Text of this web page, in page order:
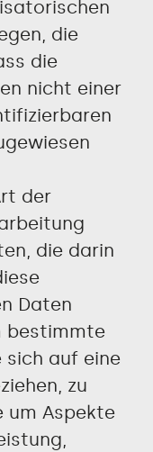
die
die
nicht einer
der
die darin
Daten
bestimmte
sich auf eine
zu
um Aspekte